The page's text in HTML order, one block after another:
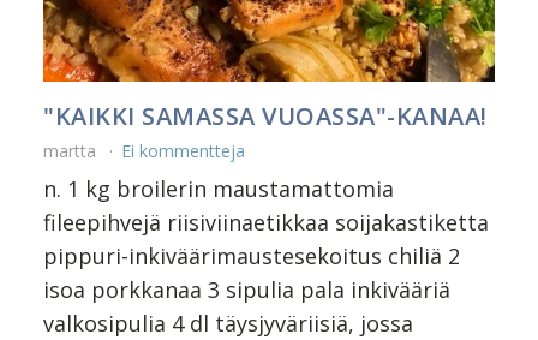
"KAIKKI SAMASSA VUOASSA"-KANAA!
martta Ei kommentteja
n. 1 kg broilerin maustamattomia
fileepihvejä riisiviinaetikkaa soijakastiketta
pippuri-inkiväärimaustesekoitus chiliä 2
isoa porkkanaa 3 sipulia pala inkivääriä
valkosipulia 4 dl täysjyväriisiä, jossa